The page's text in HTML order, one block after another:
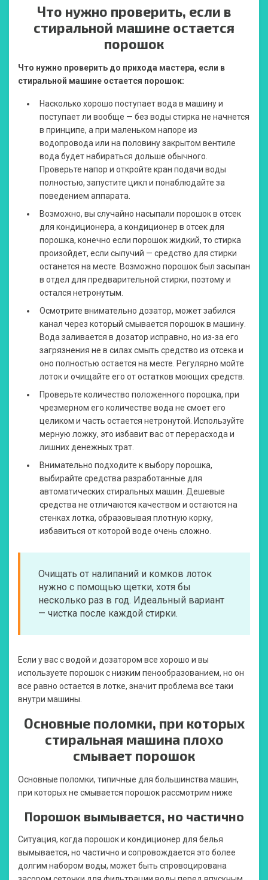
Что нужно проверить, если в
стиральной машине остается
порошок
Что нужно проверить до прихода мастера, если в
стиральной машине остается порошок:
Насколько хорошо поступает вода в машину и
поступает ли вообще — без воды стирка не начнется
в принципе, а при маленьком напоре из
водопровода или на половину закрытом вентиле
вода будет набираться дольше обычного.
Проверьте напор и откройте кран подачи воды
полностью, запустите цикл и понаблюдайте за
поведением аппарата.
Возможно, вы случайно насыпали порошок в отсек
для кондиционера, а кондиционер в отсек для
порошка, конечно если порошок жидкий, то стирка
произойдет, если сыпучий — средство для стирки
останется на месте. Возможно порошок был засыпан
в отдел для предварительной стирки, поэтому и
остался нетронутым.
Осмотрите внимательно дозатор, может забился
канал через который смывается порошок в машину.
Вода заливается в дозатор исправно, но из-за его
загрязнения не в силах смыть средство из отсека и
оно полностью остается на месте. Регулярно мойте
лоток и очищайте его от остатков моющих средств.
Проверьте количество положенного порошка, при
чрезмерном его количестве вода не смоет его
целиком и часть остается нетронутой. Используйте
мерную ложку, это избавит вас от перерасхода и
лишних денежных трат.
Внимательно подходите к выбору порошка,
выбирайте средства разработанные для
автоматических стиральных машин. Дешевые
средства не отличаются качеством и остаются на
стенках лотка, образовывая плотную корку,
избавиться от которой воде очень сложно.
Очищать от налипаний и комков лоток
нужно с помощью щетки, хотя бы
несколько раз в год. Идеальный вариант
— чистка после каждой стирки.
Если у вас с водой и дозатором все хорошо и вы
используете порошок с низким пенообразованием, но он
все равно остается в лотке, значит проблема все таки
внутри машины.
Основные поломки, при которых
стиральная машина плохо
смывает порошок
Основные поломки, типичные для большинства машин,
при которых не смывается порошок рассмотрим ниже
Порошок вымывается, но частично
Ситуация, когда порошок и кондиционер для белья
вымывается, но частично и сопровождается это более
долгим набором воды, может быть спровоцирована